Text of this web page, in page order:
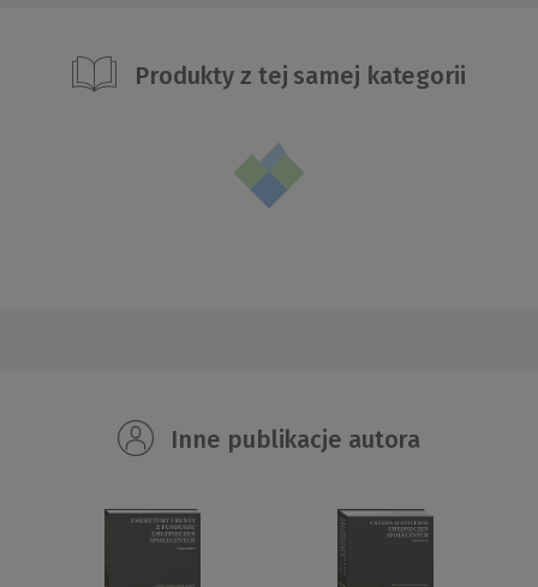
Produkty z tej samej kategorii
Inne publikacje autora